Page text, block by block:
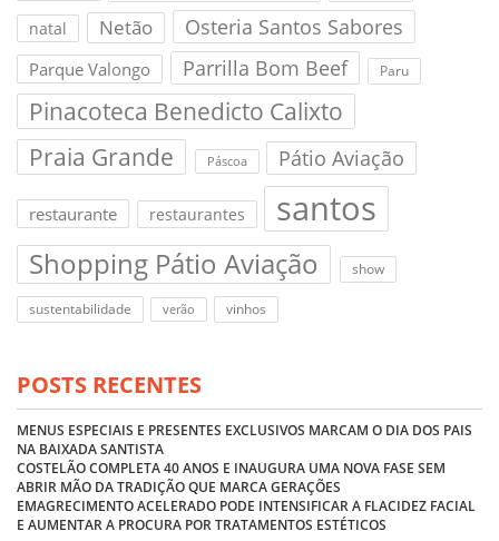
natal Netão Osteria Santos Sabores
Parque Valongo Parrilla Bom Beef Paru
Pinacoteca Benedicto Calixto
Praia Grande
Páscoa Pátio Aviação
restaurante restaurantes santos
Shopping Pátio Aviação show
sustentabilidade verão vinhos
POSTS RECENTES
MENUS ESPECIAIS E PRESENTES EXCLUSIVOS MARCAM O DIA DOS PAIS
NA BAIXADA SANTISTA
COSTELÃO COMPLETA 40 ANOS E INAUGURA UMA NOVA FASE SEM
ABRIR MÃO DA TRADIÇÃO QUE MARCA GERAÇÕES
EMAGRECIMENTO ACELERADO PODE INTENSIFICAR A FLACIDEZ FACIAL
E AUMENTAR A PROCURA POR TRATAMENTOS ESTÉTICOS